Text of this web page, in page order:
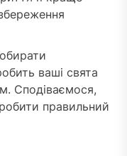
ваші свята
Сподіваємося,
правильний